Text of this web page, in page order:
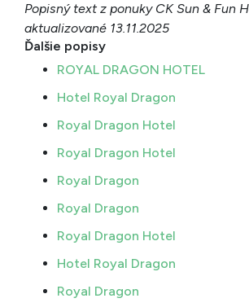
Popisný text z ponuky CK Sun & Fun
aktualizované 13.11.2025
Ďalšie popisy
ROYAL DRAGON HOTEL
Hotel Royal Dragon
Royal Dragon Hotel
Royal Dragon Hotel
Royal Dragon
Royal Dragon
Royal Dragon Hotel
Hotel Royal Dragon
Royal Dragon